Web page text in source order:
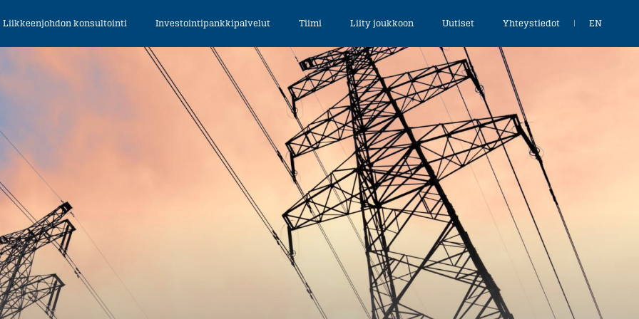
Liikkeenjohdon konsultointi Investointipankkipalvelut Tiimi Liity joukkoon Uutiset Yhteystiedot
language
EN